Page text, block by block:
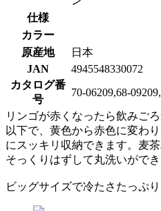
仕様
カラー
原産地
日本
JAN
4945548330072
カタログ番
号
70-06209,68-
リンゴが赤くなったら飲みご
以下で、黄色から赤色に変わ
にスッキリ収納できます。麦
そっくりはずして丸洗いができ
ビッグサイズで冷たさたっぷり